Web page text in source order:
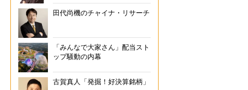
田代尚機のチャイナ・リサーチ
「みんなで大家さん」配当スト
ップ騒動の内幕
古賀真人「発掘！好決算銘柄」